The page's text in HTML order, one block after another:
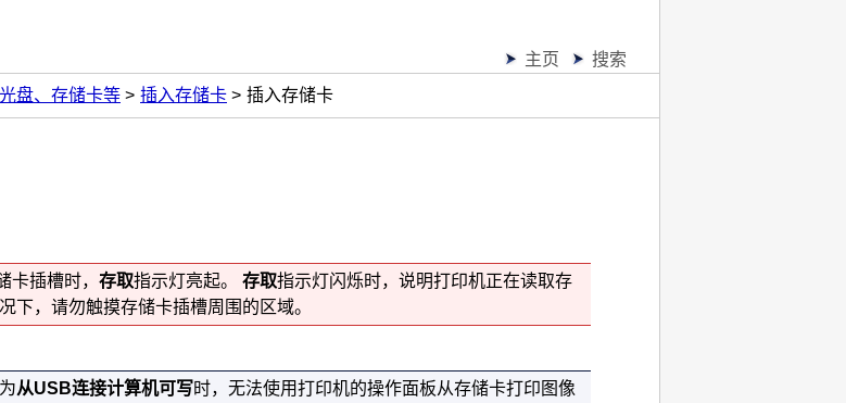
主页
搜索
盘、存储卡等 插入存储卡 插入存储卡
卡插槽时， 存取指示灯亮起。 存取指示灯闪烁时，说明打印机正在读取存
下，请勿触摸存储卡插槽周围的区域。
从USB连接计算机可写时，无法使用打印机的操作面板从存储卡打印图像